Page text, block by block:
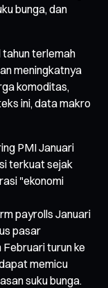
bunga, dan
terlemah
meningkatnya
komoditas,
ini, data makro
PMI Januari
terkuat sejak
"ekonomi
payrolls Januari
pasar
turun ke
memicu
suku bunga.